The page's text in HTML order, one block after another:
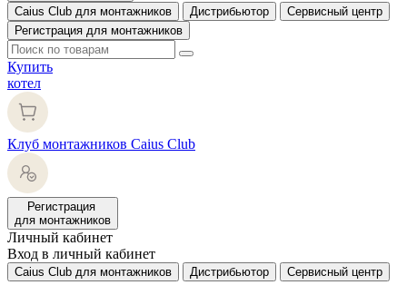
Caius Club для монтажников
Дистрибьютор
Сервисный центр
Регистрация для монтажников
Купить
котел
Клуб монтажников Caius Club
Регистрация
для монтажников
Личный кабинет
Вход в личный кабинет
Caius Club для монтажников Дистрибьютор Сервисный центр